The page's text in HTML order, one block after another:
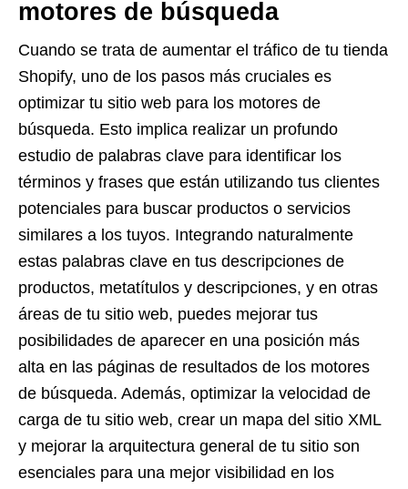
motores de búsqueda
Cuando se trata de aumentar el tráfico de tu tienda
Shopify, uno de los pasos más cruciales es
optimizar tu sitio web para los motores de
búsqueda. Esto implica realizar un profundo
estudio de palabras clave para identificar los
términos y frases que están utilizando tus clientes
potenciales para buscar productos o servicios
similares a los tuyos. Integrando naturalmente
estas palabras clave en tus descripciones de
productos, metatítulos y descripciones, y en otras
áreas de tu sitio web, puedes mejorar tus
posibilidades de aparecer en una posición más
alta en las páginas de resultados de los motores
de búsqueda. Además, optimizar la velocidad de
carga de tu sitio web, crear un mapa del sitio XML
y mejorar la arquitectura general de tu sitio son
esenciales para una mejor visibilidad en los